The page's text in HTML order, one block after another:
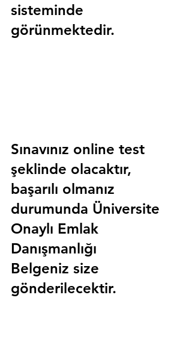
sisteminde
görünmektedir.
Sınavınız online test
şeklinde olacaktır,
başarılı olmanız
durumunda Üniversite
Onaylı Emlak
Danışmanlığı
Belgeniz size
gönderilecektir.